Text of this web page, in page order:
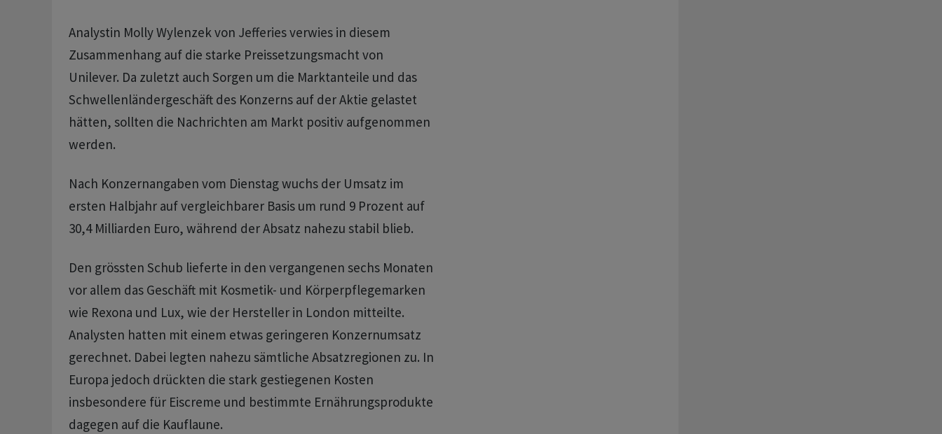
Analystin Molly Wylenzek von Jefferies verwies in diesem
Zusammenhang auf die starke Preissetzungsmacht von
Unilever. Da zuletzt auch Sorgen um die Marktanteile und das
Schwellenländergeschäft des Konzerns auf der Aktie gelastet
hätten, sollten die Nachrichten am Markt positiv aufgenommen
werden.
Nach Konzernangaben vom Dienstag wuchs der Umsatz im
ersten Halbjahr auf vergleichbarer Basis um rund 9 Prozent auf
30,4 Milliarden Euro, während der Absatz nahezu stabil blieb.
Den grössten Schub lieferte in den vergangenen sechs Monaten
vor allem das Geschäft mit Kosmetik- und Körperpflegemarken
wie Rexona und Lux, wie der Hersteller in London mitteilte.
Analysten hatten mit einem etwas geringeren Konzernumsatz
gerechnet. Dabei legten nahezu sämtliche Absatzregionen zu. In
Europa jedoch drückten die stark gestiegenen Kosten
insbesondere für Eiscreme und bestimmte Ernährungsprodukte
dagegen auf die Kauflaune.